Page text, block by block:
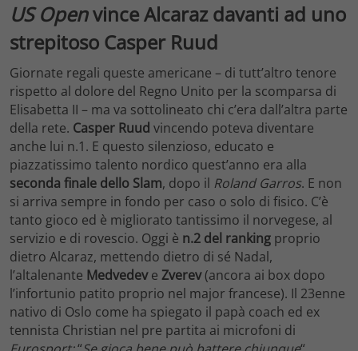
US Openvince Alcaraz davanti ad uno
strepitoso Casper Ruud
Giornate regali queste americane – di tutt’altro tenore
rispetto al dolore del Regno Unito per la scomparsa di
Elisabetta II – ma va sottolineato chi c’era dall’altra parte
della rete. Casper Ruud vincendo poteva diventare
anche lui n.1. E questo silenzioso, educato e
piazzatissimo talento nordico quest’anno era alla
seconda finale dello Slam, dopo il Roland Garros. E non
si arriva sempre in fondo per caso o solo di fisico. C’è
tanto gioco ed è migliorato tantissimo il norvegese, al
servizio e di rovescio. Oggi è n.2 del ranking proprio
dietro Alcaraz, mettendo dietro di sé Nadal,
l’altalenante Medvedeve Zverev(ancora ai box dopo
l’infortunio patito proprio nel major francese). Il 23enne
nativo di Oslo come ha spiegato il papà coach ed ex
tennista Christian nel pre partita ai microfoni di